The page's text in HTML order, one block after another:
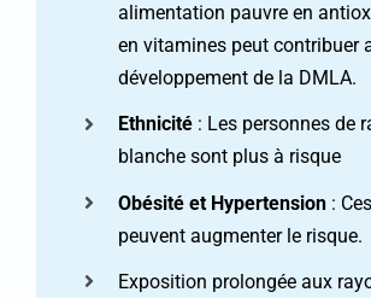
alimentation pauvre en
en vitamines peut contribuer
développement de la DMLA.
Ethnicité : Les personnes de
blanche sont plus à risque
Obésité et Hypertension :
peuvent augmenter le risque.
Exposition prolongée aux